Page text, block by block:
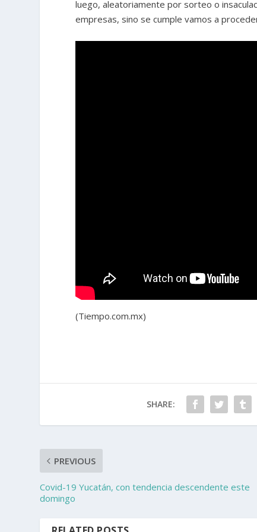
luego, aleatoriamente por sorteo o
empresas, sino se cumple vamos a
(Tiempo.com.mx)
SHARE:
PREVIOUS
Covid-19 Yucatán, con tendencia descendente este
domingo